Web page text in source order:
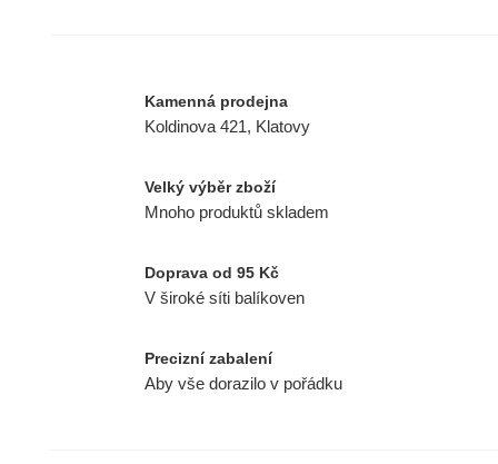
Kamenná prodejna
Koldinova 421, Klatovy
Velký výběr zboží
Mnoho produktů skladem
Doprava od 95 Kč
V široké síti balíkoven
Precizní zabalení
Aby vše dorazilo v pořádku